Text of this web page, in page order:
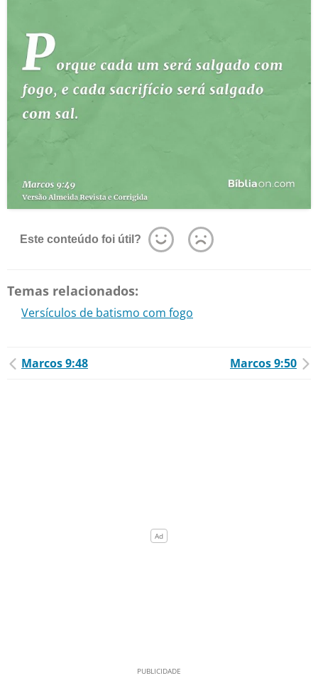
Este conteúdo foi útil?
Temas relacionados:
Versículos de batismo com fogo
Marcos 9:48 Marcos 9:50